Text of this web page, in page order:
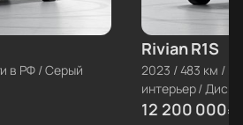
в РФ /Серый
Rivian R1S
2023 /483 км /
интерьер/
12 200 000₽
≈ €126 648